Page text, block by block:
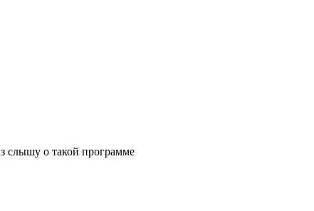
слышу о такой программе